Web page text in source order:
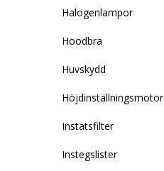
Halogenlampor
Hoodbra
Huvskydd
Höjdinställningsmotor
Instatsfilter
Instegslister